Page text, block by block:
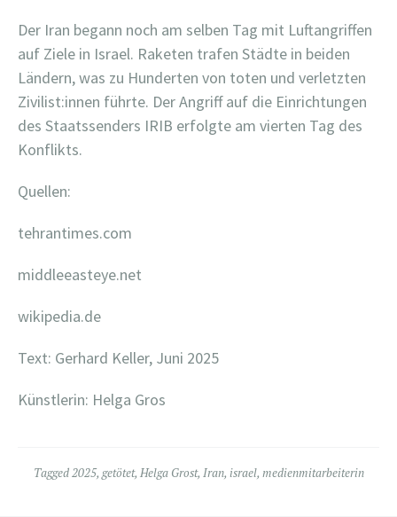
Der Iran begann noch am selben Tag mit Luftangriffen
auf Ziele in Israel. Raketen trafen Städte in beiden
Ländern, was zu Hunderten von toten und verletzten
Zivilist:innen führte. Der Angriff auf die Einrichtungen
des Staatssenders IRIB erfolgte am vierten Tag des
Konflikts.
Quellen:
tehrantimes.com
middleeasteye.net
wikipedia.de
Text: Gerhard Keller, Juni 2025
Künstlerin: Helga Gros
Tagged2025, getötet, Helga Grost, Iran, israel, medienmitarbeiterin